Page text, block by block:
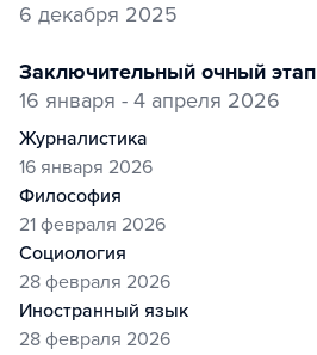
6 декабря 2025
заключительный очный этап
16 января - 4 апреля 2026
журналистика
16 января 2026
философия
21 февраля 2026
социология
28 февраля 2026
иностранный язык
28 февраля 2026